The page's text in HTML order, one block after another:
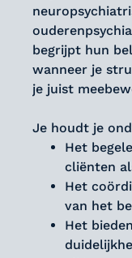
begrijpt hun
wanneer je
je juist
Je houdt je
Het
cliënten
Het
van het
Het